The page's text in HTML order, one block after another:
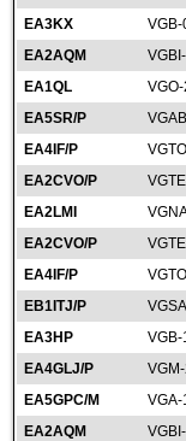
EA3KX
EA2AQM
EA1QL
EA5SR/P
EA4IF/P
EA2CVO/P
EA2LMI
EA2CVO/P
EA4IF/P
EB1ITJ/P
EA3HP
EA4GLJ/P
EA5GPC/M
EA2AQM